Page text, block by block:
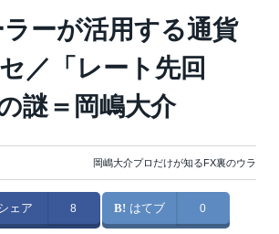
ーが活用する通貨
／「レート先回
謎＝岡嶋大介
岡嶋大介プロだけが知るFX裏のウラ
ェア 8 はてブ 0